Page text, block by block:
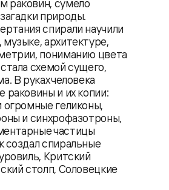
раковин, сумело
природы.
спирали научили
архитектуре,
пониманию цвета
схемой сущего,
В руках человека
раковины и их копии:
огромные геликоны,
и синхрофазотроны,
частицы
создал спиральные
Критский
столп, Соловецкие